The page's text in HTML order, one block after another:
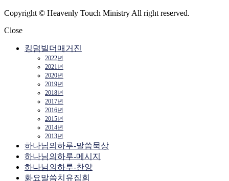
Copyright © Heavenly Touch Ministry All right reserved.
Close
킹덤빌더매거진
2022년
2021년
2020년
2019년
2018년
2017년
2016년
2015년
2014년
2013년
하나님의하루-말씀묵상
하나님의하루-메시지
하나님의하루-찬양
화요말씀치유집회